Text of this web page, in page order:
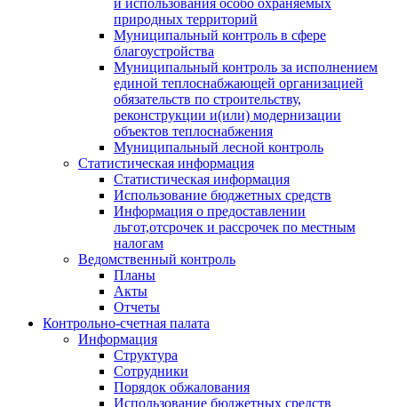
и использования особо охраняемых
природных территорий
Муниципальный контроль в сфере
благоустройства
Муниципальный контроль за исполнением
единой теплоснабжающей организацией
обязательств по строительству,
реконструкции и(или) модернизации
объектов теплоснабжения
Муниципальный лесной контроль
Статистическая информация
Статистическая информация
Использование бюджетных средств
Информация о предоставлении
льгот,отсрочек и рассрочек по местным
налогам
Ведомственный контроль
Планы
Акты
Отчеты
Контрольно-счетная палата
Информация
Структура
Сотрудники
Порядок обжалования
Использование бюджетных средств